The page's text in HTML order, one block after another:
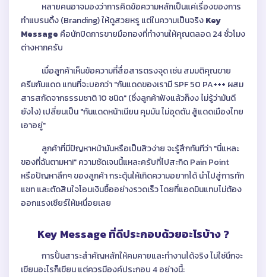
หลายคนอาจมองว่าการคิดข้อความหลักเป็นแค่เรื่องของการ
ทำแบรนดิ้ง (Branding) ให้ดูสวยหรู แต่ในความเป็นจริงKey
Message คือนักปิดการขายมือทองที่ทำงานให้คุณตลอด 24 ชั่วโมง
ต่างหากครับ
เมื่อลูกค้าเห็นข้อความที่สื่อสารตรงจุด เช่น สมมติคุณขาย
ครีมกันแดด แทนที่จะบอกว่า "กันแดดของเรามี SPF 50 PA+++ ผสม
สารสกัดจากธรรมชาติ 10 ชนิด" (ซึ่งลูกค้าฟังแล้วก็งง ไม่รู้ว่ามันดี
ยังไง) เปลี่ยนเป็น "กันแดดหน้าเนียน คุมมัน ไม่อุดตัน สู้แดดเมืองไทย
เอาอยู่"
ลูกค้าที่มีปัญหาหน้ามันหรือเป็นสิวง่าย จะรู้สึกทันทีว่า "นี่แหละ
ของที่ฉันตามหา!" ความชัดเจนนี้แหละครับที่ไปสะกิด Pain Point
หรือปัญหาลึกๆ ของลูกค้า กระตุ้นให้เกิดความอยากได้ นำไปสู่การทัก
แชท และตัดสินใจโอนเงินซื้ออย่างรวดเร็ว โดยที่แอดมินแทบไม่ต้อง
ออกแรงเชียร์ให้เหนื่อยเลย
Key Message ที่ดีประกอบด้วยอะไรบ้าง ?
การปั้นสาระสำคัญหลักให้คมคายและทำงานได้จริง ไม่ใช่นึกจะ
เขียนอะไรก็เขียน แต่ควรมีองค์ประกอบ 4 อย่างนี้: